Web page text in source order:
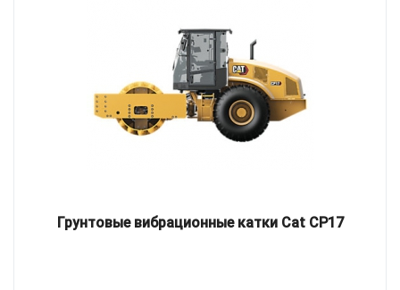
Грунтовые вибрационные катки Cat CP17